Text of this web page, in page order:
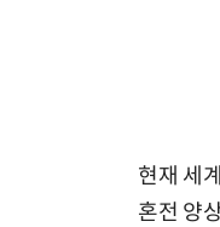
현재 세
혼전 양